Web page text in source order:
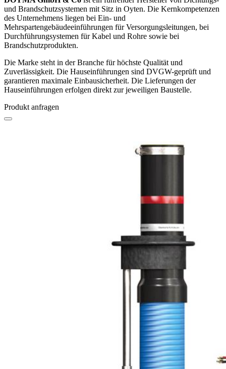
und Brandschutzsystemen mit Sitz in Oyten. Die Kernkompetenzen
des Unternehmens liegen bei Ein- und
Mehrspartengebäudeeinführungen für Versorgungsleitungen, bei
Durchführungsystemen für Kabel und Rohre sowie bei
Brandschutzprodukten.
Die Marke steht in der Branche für höchste Qualität und
Zuverlässigkeit. Die Hauseinführungen sind DVGW-geprüft und
garantieren maximale Einbausicherheit. Die Lieferungen der
Hauseinführungen erfolgen direkt zur jeweiligen Baustelle.
Produkt anfragen